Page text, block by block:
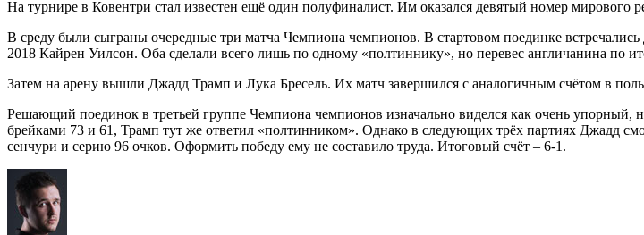
На турнире в Ковентри стал известен ещё один полуфиналист. Им оказался девятый номер мирового
В среду были сыграны очередные три матча Чемпиона чемпионов. В стартовом поединке
2018 Кайрен Уилсон. Оба сделали всего лишь по одному «полтиннику», но перевес англичанина по
Затем на арену вышли Джадд Трамп и Лука Бресель. Их матч завершился с аналогичным счётом в
Решающий поединок в третьей группе Чемпиона чемпионов изначально виделся как очень упорный,
брейками 73 и 61, Трамп тут же ответил «полтинником». Однако в следующих трёх партиях Джадд
сенчури и серию 96 очков. Оформить победу ему не составило труда. Итоговый счёт – 6-1.